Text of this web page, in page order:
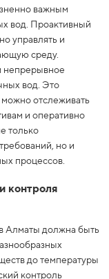
важным
вод. Проактивный
управлять и
среду.
непрерывное
вод. Это
отслеживать
и оперативно
только
но и
процессов.
контроля
Алматы должна быть
до температуры
контроль